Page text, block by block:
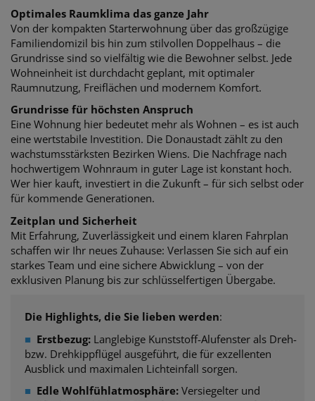
Optimales Raumklima das ganze Jahr
Von der kompakten Starterwohnung über das großzügige
Familiendomizil bis hin zum stilvollen Doppelhaus – die
Grundrisse sind so vielfältig wie die Bewohner selbst. Jede
Wohneinheit ist durchdacht geplant, mit optimaler
Raumnutzung, Freiflächen und modernem Komfort.
Grundrisse für höchsten Anspruch
Eine Wohnung hier bedeutet mehr als Wohnen – es ist auch
eine wertstabile Investition. Die Donaustadt zählt zu den
wachstumsstärksten Bezirken Wiens. Die Nachfrage nach
hochwertigem Wohnraum in guter Lage ist konstant hoch.
Wer hier kauft, investiert in die Zukunft – für sich selbst oder
für kommende Generationen.
Zeitplan und Sicherheit
Mit Erfahrung, Zuverlässigkeit und einem klaren Fahrplan
schaffen wir Ihr neues Zuhause: Verlassen Sie sich auf ein
starkes Team und eine sichere Abwicklung – von der
exklusiven Planung bis zur schlüsselfertigen Übergabe.
Die Highlights, die Sie lieben werden:
■ Erstbezug: Langlebige Kunststoff-Alufenster als Dreh-
bzw. Drehkippflügel ausgeführt, die für exzellenten
Ausblick und maximalen Lichteinfall sorgen.
■ Edle Wohlfühlatmosphäre: Versiegelter und